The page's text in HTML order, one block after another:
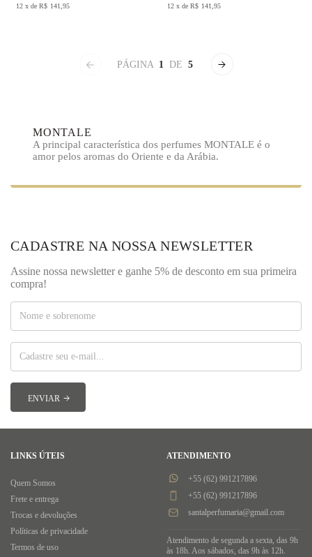
12 x de R$ 141,95 12 x de R$ 141,95
PÁGINA 1 DE 5
MONTALE
A principal característica dos perfumes MONTALE é o
amor pelos aromas do Oriente e da Arábia.
CADASTRE NA NOSSA NEWSLETTER
Assine nossa newsletter e ganhe 5% de desconto em sua primeira
compra!
LINKS ÚTEIS
Quem Somos
Frete e entrega
Trocas e devoluções
Políticas de privacidade
Termos de uso
ATENDIMENTO
+55 (62) 991217896
+55 (62) 991217896
santalperfumaria@gmail.com
Atendimento de segunda a sexta, das 9h
às 18h. Aos sábados, das 9h às 12h.